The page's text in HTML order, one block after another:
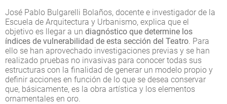
José Pablo Bulgarelli Bolaños, docente e investigador de la
Escuela de Arquitectura y Urbanismo, explica que el
objetivo es llegar a un diagnóstico que determine los
índices de vulnerabilidad de esta sección del Teatro. Para
ello se han aprovechado investigaciones previas y se han
realizado pruebas no invasivas para conocer todas sus
estructuras con la finalidad de generar un modelo propio y
definir acciones en función de lo que se desea conservar
que, básicamente, es la obra artística y los elementos
ornamentales en oro.